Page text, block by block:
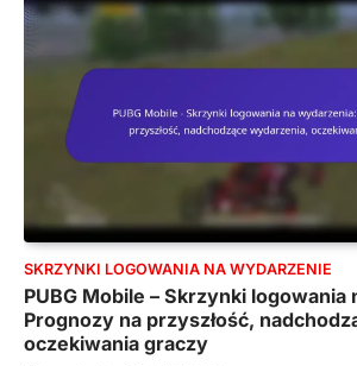
SKRZYNKI LOGOWANIA NA WYDARZENIE
PUBG Mobile – Skrzynki logowania
Prognozy na przyszłość,
oczekiwania graczy